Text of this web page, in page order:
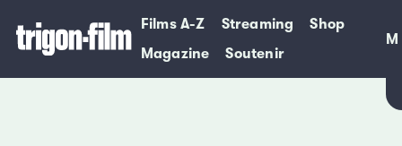
Films A-Z Streaming
Shop
Magazine
Soutenir